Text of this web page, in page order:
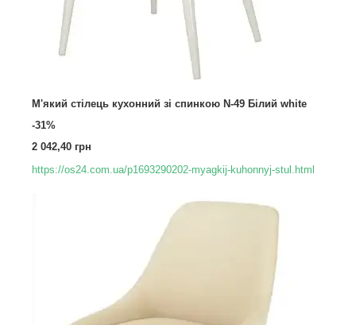
М'який стілець кухонний зі спинкою N-49 Білий white
-31%
2 042,40 грн
https://os24.com.ua/p1693290202-myagkij-kuhonnyj-stul.html